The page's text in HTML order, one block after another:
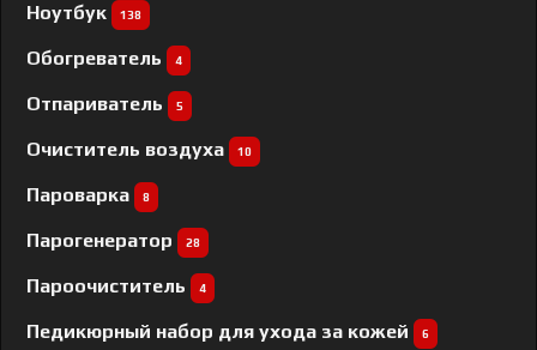
Ноутбук 138
Обогреватель 4
Отпариватель 5
Очиститель воздуха 10
Пароварка 8
Парогенератор 28
Пароочиститель 4
Педикюрный набор для ухода за кожей 6